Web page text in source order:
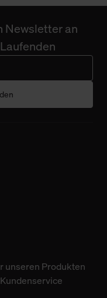
Newsletter an
unseren Produkten